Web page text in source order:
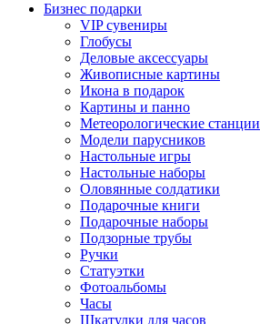
Бизнес подарки
VIP сувениры
Глобусы
Деловые аксессуары
Живописные картины
Икона в подарок
Картины и панно
Метеорологические станции
Модели парусников
Настольные игры
Настольные наборы
Оловянные солдатики
Подарочные книги
Подарочные наборы
Подзорные трубы
Ручки
Статуэтки
Фотоальбомы
Часы
Шкатулки для часов